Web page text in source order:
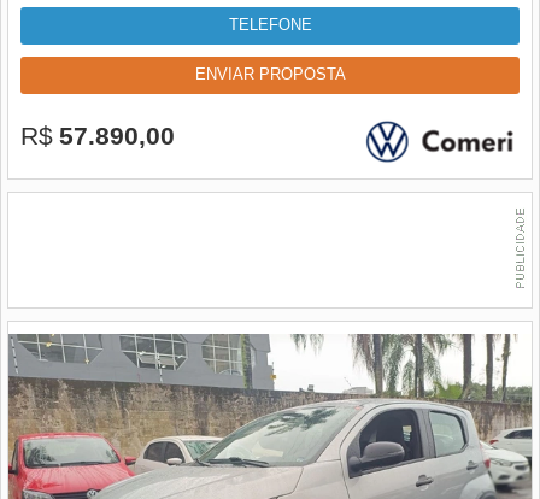
TELEFONE
ENVIAR PROPOSTA
R$ 57.890,00